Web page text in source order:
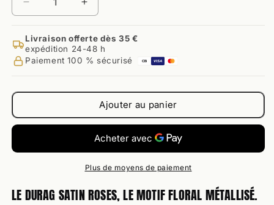
Réduire
la
quantité
de
Durag
Augmenter
la
quantité
de
Durag
Livraison offerte dès 35 €
expédition 24-48 h
Paiement 100 % sécurisé
CB VISA
Ajouter au panier
Plus de moyens de paiement
LE DURAG SATIN ROSES, LE MOTIF FLORAL MÉTALLISÉ.